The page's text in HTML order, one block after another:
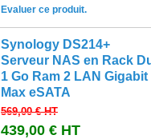
Evaluer ce produit.
Synology DS214+
Serveur NAS en Rack
1 Go Ram 2 LAN Gigabit
Max eSATA
569,00 €HT
439,00 € HT